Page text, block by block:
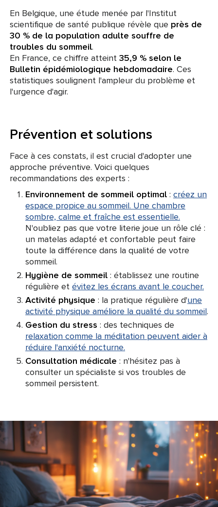
En Belgique, une étude menée par l'Institut
scientifique de santé publique révèle que près de
30 % de la population adulte souffre de
troubles du sommeil.
En France, ce chiffre atteint 35,9 % selon le
Bulletin épidémiologique hebdomadaire. Ces
statistiques soulignent l'ampleur du problème et
l'urgence d'agir.
Prévention et solutions
Face à ces constats, il est crucial d'adopter une
approche préventive. Voici quelques
recommandations des experts :
Environnement de sommeil optimal : créez un
espace propice au sommeil. Une chambre
sombre, calme et fraîche est essentielle.
N'oubliez pas que votre literie joue un rôle clé :
un matelas adapté et confortable peut faire
toute la différence dans la qualité de votre
sommeil.
Hygiène de sommeil : établissez une routine
régulière et évitez les écrans avant le coucher.
Activité physique : la pratique régulière d'une
activité physique améliore la qualité du sommeil.
Gestion du stress : des techniques de
relaxation comme la méditation peuvent aider à
réduire l'anxiété nocturne.
Consultation médicale : n'hésitez pas à
consulter un spécialiste si vos troubles de
sommeil persistent.